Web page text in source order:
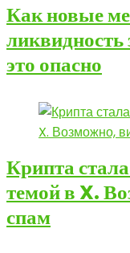
Как новые
это опасно
Крипта
темой в X.
спам